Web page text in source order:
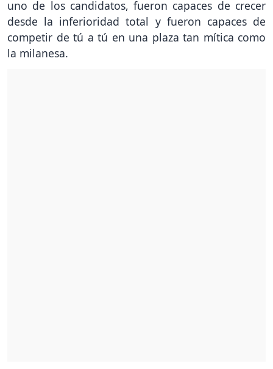
uno de los candidatos, fueron capaces de crecer
desde la inferioridad total y fueron capaces de
competir de tú a tú en una plaza tan mítica como
la milanesa.